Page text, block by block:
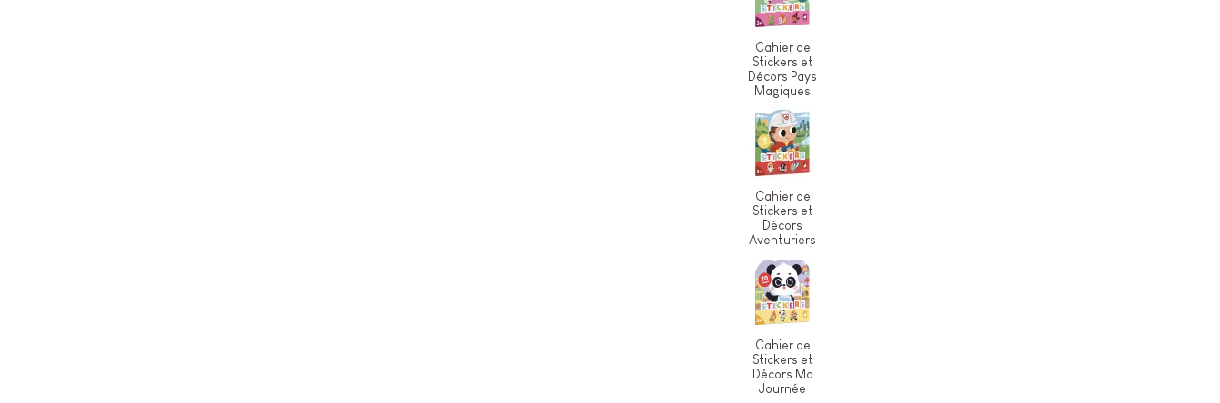
Cahier de
Stickers et
Décors Pays
Magiques
Cahier de
Stickers et
Décors
Aventuriers
Cahier de
Stickers et
Décors Ma
Journée